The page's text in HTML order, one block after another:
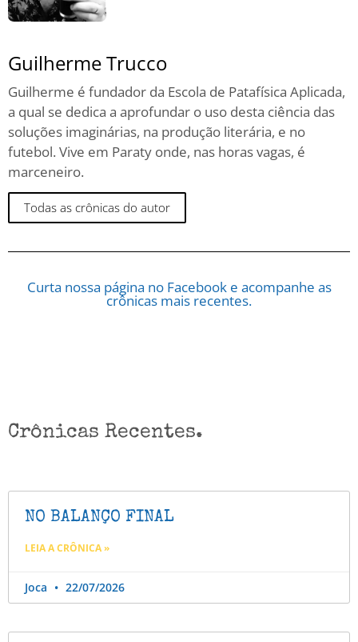
Guilherme Trucco
Guilherme é fundador da Escola de Patafísica Aplicada,
a qual se dedica a aprofundar o uso desta ciência das
soluções imaginárias, na produção literária, e no
futebol. Vive em Paraty onde, nas horas vagas, é
marceneiro.
Todas as crônicas do autor
Curta nossa página no Facebook e acompanhe as
crônicas mais recentes.
Crônicas Recentes.
NO BALANÇO FINAL
LEIA A CRÔNICA »
Joca 22/07/2026